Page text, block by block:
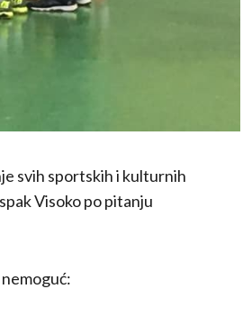
svih sportskih i kulturnih
Visoko po pitanju